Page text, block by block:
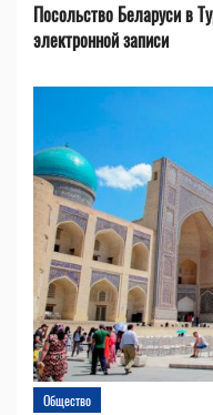
Посольство Беларуси в
электронной записи
Общество